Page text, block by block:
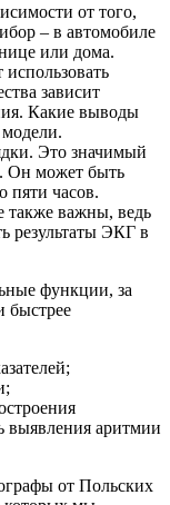
от того,
– в автомобиле
или дома.
зависит
Какие выводы
Это значимый
Он может быть
пяти часов.
также важны, ведь
результаты ЭКГ в
функции, за
быстрее
выявления аритмии
от Польских